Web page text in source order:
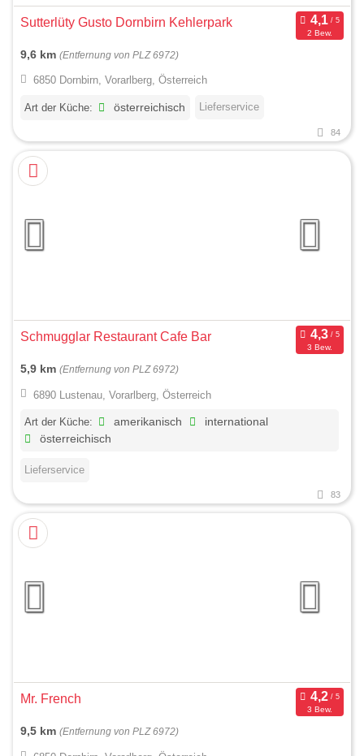
Sutterlüty Gusto Dornbirn Kehlerpark
2 Bew.
9,6 km (Entfernung von PLZ 6972)
6850 Dornbirn, Vorarlberg, Österreich
Art der Küche: österreichisch Lieferservice
84
Schmugglar Restaurant Cafe Bar
3 Bew.
5,9 km (Entfernung von PLZ 6972)
6890 Lustenau, Vorarlberg, Österreich
Art der Küche: amerikanisch
international
österreichisch
Lieferservice
83
Mr. French
3 Bew.
9,5 km (Entfernung von PLZ 6972)